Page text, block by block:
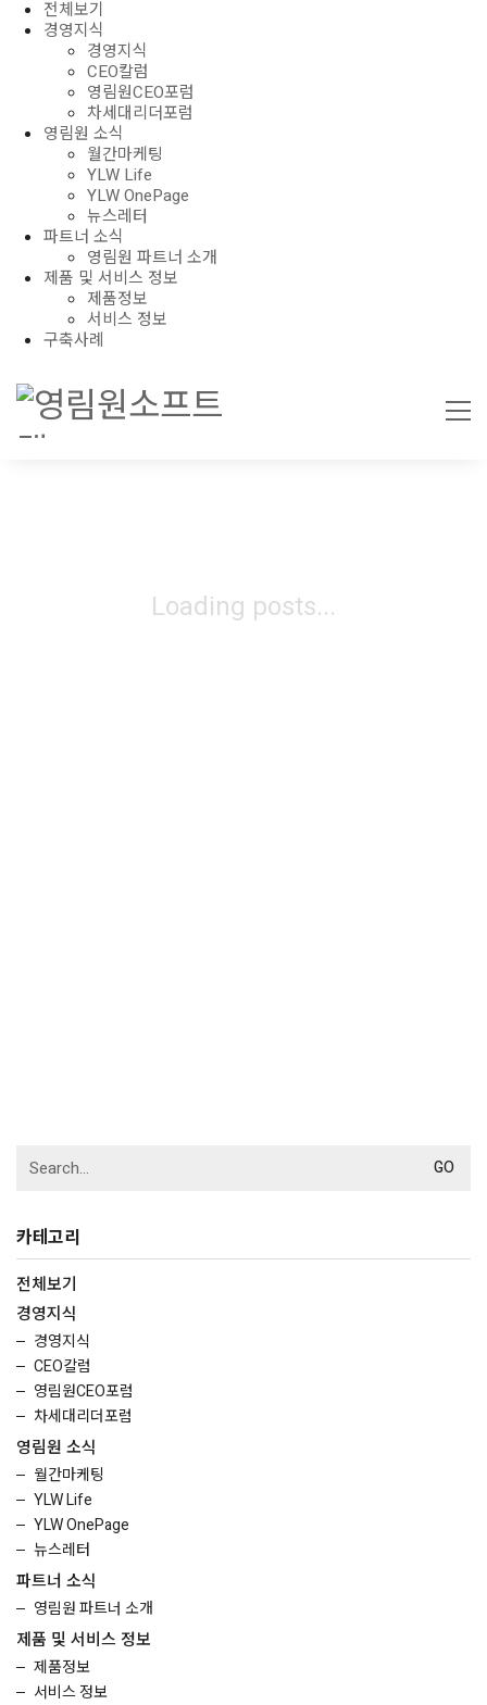
전체보기
경영지식
경영지식
CEO칼럼
영림원CEO포럼
차세대리더포럼
영림원 소식
월간마케팅
YLW Life
YLW OnePage
뉴스레터
파트너 소식
영림원 파트너 소개
제품 및 서비스 정보
제품정보
서비스 정보
구축사례
Loading posts...
for:
카테고리
전체보기
경영지식
경영지식
CEO칼럼
영림원CEO포럼
차세대리더포럼
영림원 소식
월간마케팅
YLW Life
YLW OnePage
뉴스레터
파트너 소식
영림원 파트너 소개
제품 및 서비스 정보
제품정보
서비스 정보